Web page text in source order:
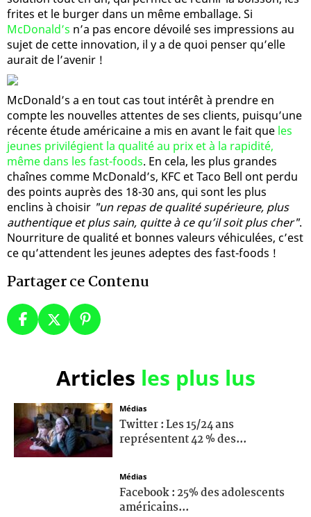
frites et le burger dans un même emballage. Si
McDonald’s n’a pas encore dévoilé ses impressions au
sujet de cette innovation, il y a de quoi penser qu’elle
aurait de l’avenir !
McDonald’s a en tout cas tout intérêt à prendre en
compte les nouvelles attentes de ses clients, puisqu’une
récente étude américaine a mis en avant le fait que les
jeunes privilégient la qualité au prix et à la rapidité,
même dans les fast-foods. En cela, les plus grandes
chaînes comme McDonald’s, KFC et Taco Bell ont perdu
des points auprès des 18-30 ans, qui sont les plus
enclins à choisir "un repas de qualité supérieure, plus
authentique et plus sain, quitte à ce qu’il soit plus cher".
Nourriture de qualité et bonnes valeurs véhiculées, c’est
ce qu’attendent les jeunes adeptes des fast-foods !
Partager ce Contenu
Articles les plus lus
Médias
Twitter : Les 15/24 ans
représentent 42 % des...
Médias
Facebook : 25% des adolescents
américains...